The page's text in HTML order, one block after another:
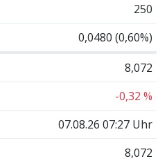
250
0,0480 (0,60%)
8,072
-0,32 %
07.08.26 07:27 Uhr
8,072